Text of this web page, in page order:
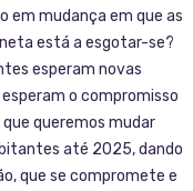
em mudança em que as
está a esgotar-se?
esperam novas
o compromisso
queremos mudar
até 2025, dando
que se compromete e